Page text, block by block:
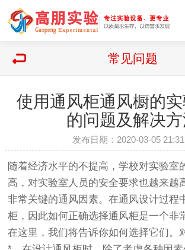
常见问题
使用通风柜通风橱的实
的问题及解决
发布日期：2020-03-05
随着经济水平的不提高，学校对实验室
高，对实验室人员的安全要求也越来越
非常关键的通风因素。在通风设计过程
柜，因此如何正确选择通风柜是一个非
在这里，我们将告诉你如何选择它们。